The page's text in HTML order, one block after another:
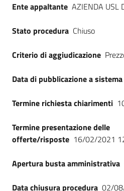
English
site
su
Ente appaltante AZIENDA USL
Stato procedura Chiuso
Criterio di aggiudicazione
Data di pubblicazione a sistema
Termine richiesta chiarimenti
Termine presentazione delle
offerte/risposte 16/02/2021
Apertura busta amministrativa
Data chiusura procedura 02/